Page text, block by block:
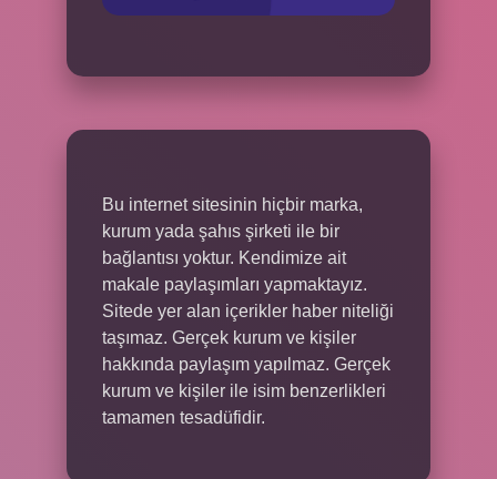
Bu internet sitesinin hiçbir marka,
kurum yada şahıs şirketi ile bir
bağlantısı yoktur. Kendimize ait
makale paylaşımları yapmaktayız.
Sitede yer alan içerikler haber niteliği
taşımaz. Gerçek kurum ve kişiler
hakkında paylaşım yapılmaz. Gerçek
kurum ve kişiler ile isim benzerlikleri
tamamen tesadüfidir.